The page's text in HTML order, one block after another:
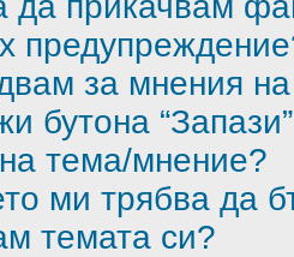
за мнения
бутона
тема/мнение?
ми трябва да
темата си?